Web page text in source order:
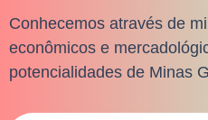
Conhecemos através de
econômicos e
potencialidades de Minas